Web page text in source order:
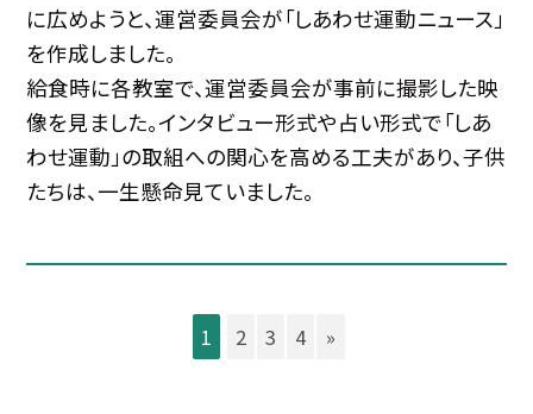
に広めようと、運営委員会が「しあわせ運動ニュース」
を作成しました。
給食時に各教室で、運営委員会が事前に撮影した映
像を見ました。インタビュー形式や占い形式で「しあ
わせ運動」の取組への関心を高める工夫があり、子供
たちは、一生懸命見ていました。
1 2 3 4 »